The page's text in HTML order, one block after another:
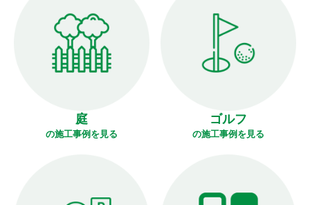
庭
の施工事例を見る
ゴルフ
の施工事例を見る